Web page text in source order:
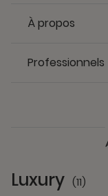
À propos
Professionnels
Luxury (11)